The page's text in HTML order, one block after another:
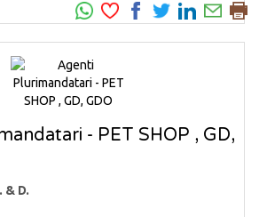
- PET SHOP , GD,
& D.